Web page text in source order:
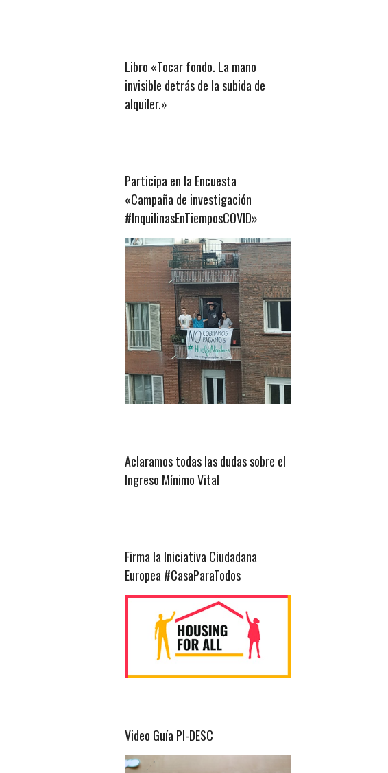
Libro «Tocar fondo. La mano
invisible detrás de la subida de
alquiler.»
Participa en la Encuesta
«Campaña de investigación
#InquilinasEnTiemposCOVID»
Aclaramos todas las dudas sobre el
Ingreso Mínimo Vital
Firma la Iniciativa Ciudadana
Europea #CasaParaTodos
Video Guía PI-DESC